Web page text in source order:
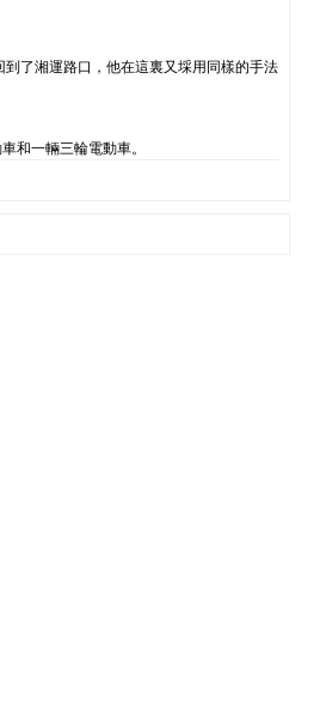
了湘運路口，他在這裏又埰用同樣的手法
和一輛三輪電動車。